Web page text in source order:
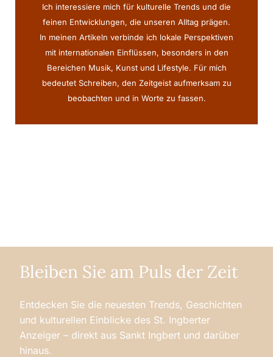
Ich interessiere mich für kulturelle Trends und die
feinen Entwicklungen, die unseren Alltag prägen.
In meinen Artikeln verbinde ich lokale Perspektiven
mit internationalen Einflüssen, besonders in den
Bereichen Musik, Kunst und Lifestyle. Für mich
bedeutet Schreiben, den Zeitgeist aufmerksam zu
beobachten und in Worte zu fassen.
Bleiben Sie am Puls der Zeit
Entdecken Sie die neuesten Trends, Geschichten
und kulturellen Einblicke des St. Ingberter
Anzeiger – direkt aus Sankt Ingbert und darüber
hinaus.